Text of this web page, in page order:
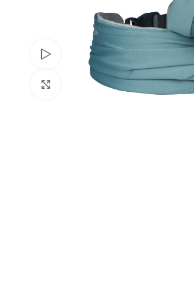
Watch video
Spustelėkite norėdami padidinti